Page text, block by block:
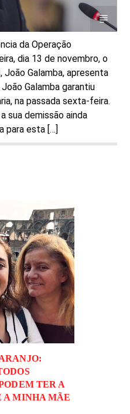
da Operação
dia 13 de novembro, o
Galamba, apresenta
Galamba garantiu
na passada sexta-feira.
sua demissão ainda
para esta […]
TER A
A MINHA MÃE